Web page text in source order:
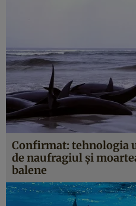
Confirmat: tehnologia
de naufragiul şi
balene